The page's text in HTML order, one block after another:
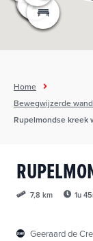
u
7,8 km 1u
Geeraard de
Home
Bewegwijzerde
Rupelmondse kreek